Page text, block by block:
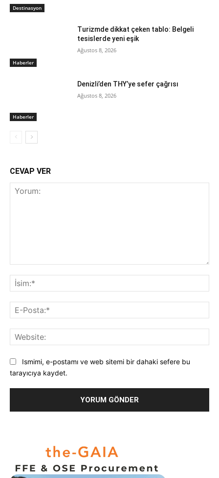
Destinasyon
Haberler
Turizmde dikkat çeken tablo: Belgeli
tesislerde yeni eşik
Ağustos 8, 2026
Haberler
Denizli’den THY’ye sefer çağrısı
Ağustos 8, 2026
CEVAP VER
Ismimi, e-postamı ve web sitemi bir dahaki sefere bu
tarayıcıya kaydet.